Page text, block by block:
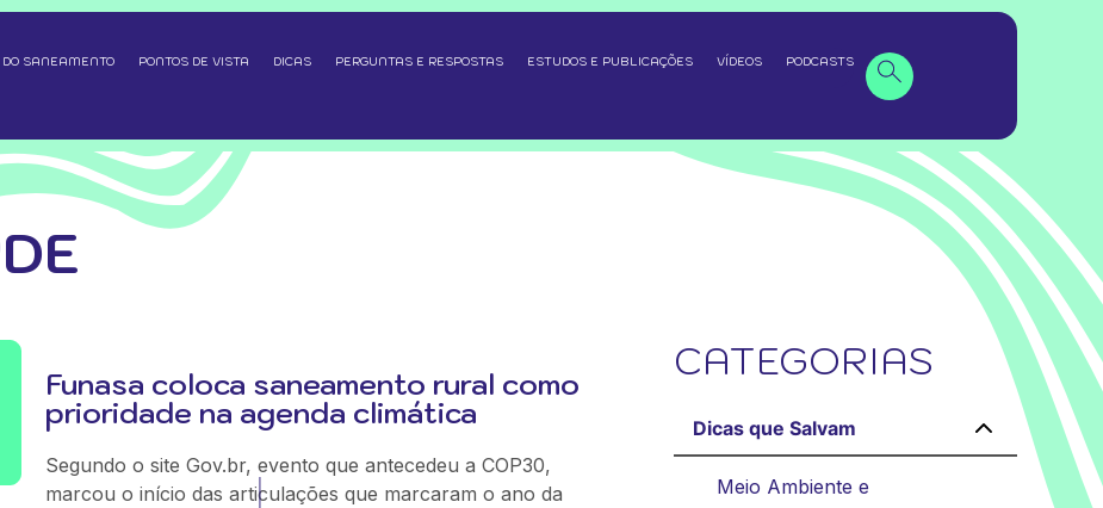
DO SANEAMENTO PONTOS DE VISTA DICAS PERGUNTAS E RESPOSTAS ESTUDOS E PUBLICAÇÕES VÍDEOS PODCASTS
Funasa coloca saneamento rural como
prioridade na agenda climática
Segundo o site Gov.br, evento que antecedeu a COP30,
marcou o início das articulações que marcaram o ano da
CATEGORIAS
Dicas que Salvam
Meio Ambiente e